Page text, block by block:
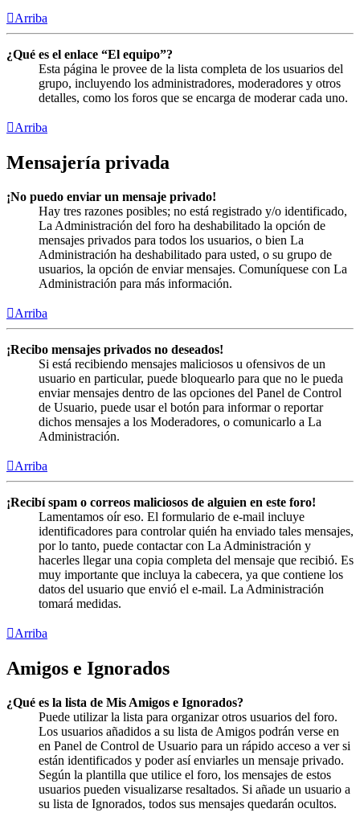
Arriba
¿Qué es el enlace “El equipo”?
Esta página le provee de la lista completa de los usuarios del
grupo, incluyendo los administradores, moderadores y otros
detalles, como los foros que se encarga de moderar cada uno.
Arriba
Mensajería privada
¡No puedo enviar un mensaje privado!
Hay tres razones posibles; no está registrado y/o identificado,
La Administración del foro ha deshabilitado la opción de
mensajes privados para todos los usuarios, o bien La
Administración ha deshabilitado para usted, o su grupo de
usuarios, la opción de enviar mensajes. Comuníquese con La
Administración para más información.
Arriba
¡Recibo mensajes privados no deseados!
Si está recibiendo mensajes maliciosos u ofensivos de un
usuario en particular, puede bloquearlo para que no le pueda
enviar mensajes dentro de las opciones del Panel de Control
de Usuario, puede usar el botón para informar o reportar
dichos mensajes a los Moderadores, o comunicarlo a La
Administración.
Arriba
¡Recibí spam o correos maliciosos de alguien en este foro!
Lamentamos oír eso. El formulario de e-mail incluye
identificadores para controlar quién ha enviado tales mensajes,
por lo tanto, puede contactar con La Administración y
hacerles llegar una copia completa del mensaje que recibió. Es
muy importante que incluya la cabecera, ya que contiene los
datos del usuario que envió el e-mail. La Administración
tomará medidas.
Arriba
Amigos e Ignorados
¿Qué es la lista de Mis Amigos e Ignorados?
Puede utilizar la lista para organizar otros usuarios del foro.
Los usuarios añadidos a su lista de Amigos podrán verse en
en Panel de Control de Usuario para un rápido acceso a ver si
están identificados y poder así enviarles un mensaje privado.
Según la plantilla que utilice el foro, los mensajes de estos
usuarios pueden visualizarse resaltados. Si añade un usuario a
su lista de Ignorados, todos sus mensajes quedarán ocultos.